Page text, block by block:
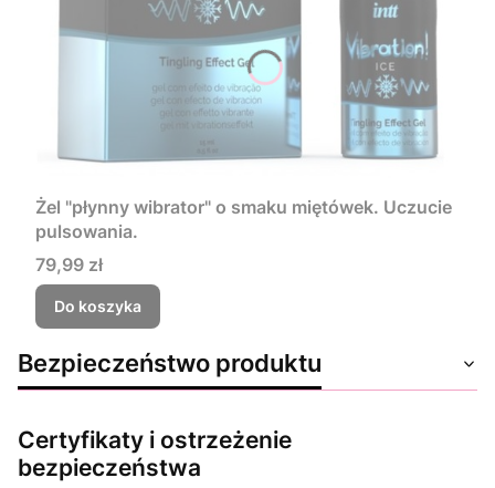
Żel "płynny wibrator" o smaku miętówek. Uczucie
pulsowania.
Cena
79,99 zł
Do koszyka
Bezpieczeństwo produktu
Certyfikaty i ostrzeżenie
bezpieczeństwa